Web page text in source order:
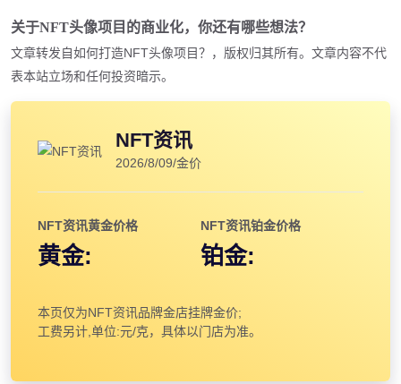
关于NFT头像项目的商业化，你还有哪些想法？
文章转发自如何打造NFT头像项目？，版权归其所有。文章内容不代
表本站立场和任何投资暗示。
NFT资讯
2026/8/09/金价
NFT资讯黄金价格
黄金:
NFT资讯铂金价格
铂金:
本页仅为NFT资讯品牌金店挂牌金价;
工费另计,单位:元/克，具体以门店为准。